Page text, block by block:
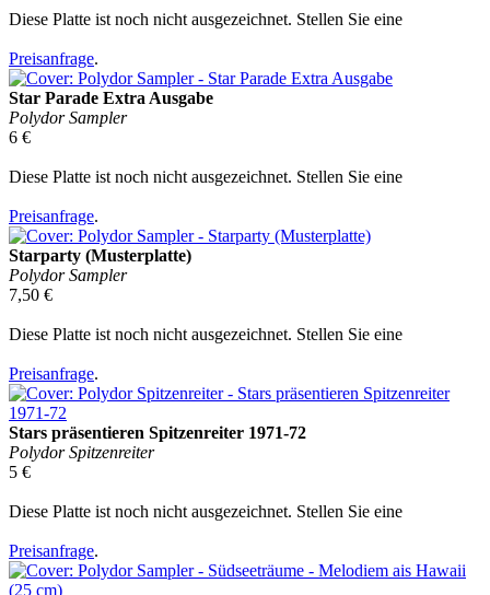
Diese Platte ist noch nicht ausgezeichnet. Stellen Sie eine
Preisanfrage.
Star Parade Extra Ausgabe
Polydor Sampler
6 €
Diese Platte ist noch nicht ausgezeichnet. Stellen Sie eine
Preisanfrage.
Starparty (Musterplatte)
Polydor Sampler
7,50 €
Diese Platte ist noch nicht ausgezeichnet. Stellen Sie eine
Preisanfrage.
Stars präsentieren Spitzenreiter 1971-72
Polydor Spitzenreiter
5 €
Diese Platte ist noch nicht ausgezeichnet. Stellen Sie eine
Preisanfrage.